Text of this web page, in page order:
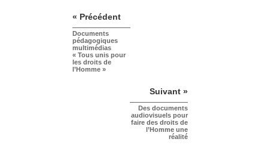
« Précédent
Documents
pédagogiques
multimédias
« Tous unis pour
les droits de
l’Homme »
Suivant »
Des documents
audiovisuels pour
faire des droits de
l’Homme une
réalité